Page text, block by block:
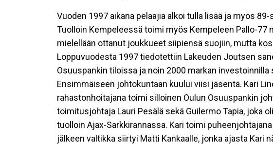
Vuoden 1997 aikana pelaajia alkoi tulla lisää ja myös
Tuolloin Kempeleessä toimi myös Kempeleen Pallo-77
mielellään ottanut joukkueet siipiensä suojiin, mutta
Loppuvuodesta 1997 tiedotettiin Lakeuden Joutsen
Osuuspankin tiloissa ja noin 2000 markan
Ensimmäiseen johtokuntaan kuului viisi jäsentä. Kari
rahastonhoitajana toimi silloinen Oulun Osuuspankin
toimitusjohtaja Lauri Pesälä sekä Guilermo Tapia, joka
tuolloin Ajax-Sarkkirannassa. Kari toimi
jälkeen valtikka siirtyi Matti Kankaalle, jonka ajasta Kari